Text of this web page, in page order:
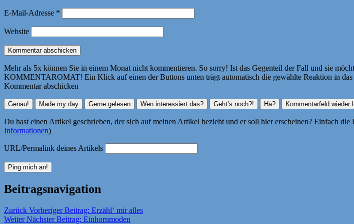
E-Mail-Adresse *
Website
Mehr als 5x können Sie in einem Monat nicht kommentieren. So sorry! Ist das Gegenteil der Fall und sie
KOMMENTAROMAT! Ein Klick auf einen der Buttons unten trägt automatisch die gewählte Reaktion in
Kommentar abschicken
Du hast einen Artikel geschrieben, der sich auf meinen Artikel bezieht und er soll hier erscheinen? Einfach
Informationen)
URL/Permalink deines Artikels
Beitragsnavigation
Zurück Vorheriger Beitrag: Erzähl‘ mir alles
Weiter Nächster Beitrag: Einhornmoden